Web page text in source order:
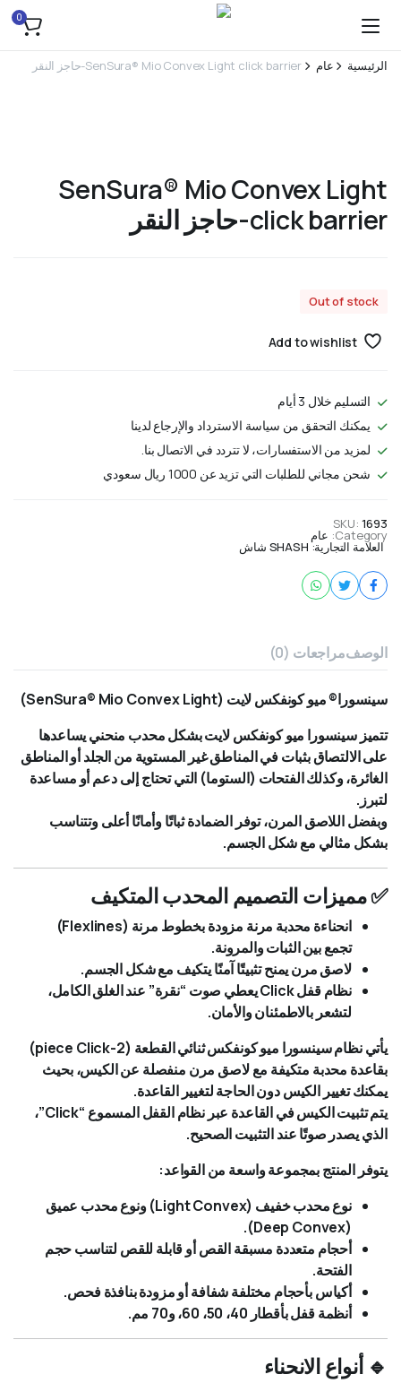
0
الرئيسية عام SenSura® Mio Convex Light click barrier-حاجز النقر
SenSura® Mio Convex Light
click barrier-حاجز النقر
Out of stock
Add to wishlist
التسليم خلال 3 أيام
يمكنك التحقق من سياسة الاسترداد والإرجاع لدينا
لمزيد من الاستفسارات، لا تتردد في الاتصال بنا.
شحن مجاني للطلبات التي تزيد عن 1000 ريال سعودي
SKU: 1693
Category: عام
العلامة التجارية:SHASH شاش
الوصفمراجعات (0)
سينسورا® ميو كونفكس لايت (SenSura® Mio Convex Light)
تتميز سينسورا ميو كونفكس لايت بشكل محدب منحني يساعدها
على الالتصاق بثبات في المناطق غير المستوية من الجلد أو المناطق
الغائرة، وكذلك الفتحات (الستوما) التي تحتاج إلى دعم أو مساعدة
لتبرز.
وبفضل اللاصق المرن، توفر الضمادة ثباتًا وأمانًا أعلى وتتناسب
بشكل مثالي مع شكل الجسم.
✅ مميزات التصميم المحدب المتكيف
انحناءة محدبة مرنة مزودة بخطوط مرنة (Flexlines)
تجمع بين الثبات والمرونة.
لاصق مرن يمنح تثبيتًا آمنًا يتكيف مع شكل الجسم.
نظام قفل Click يعطي صوت “نقرة” عند الغلق الكامل،
لتشعر بالاطمئنان والأمان.
يأتي نظام سينسورا ميو كونفكس ثنائي القطعة (2-piece Click)
بقاعدة محدبة متكيفة مع لاصق مرن منفصلة عن الكيس، بحيث
يمكنك تغيير الكيس دون الحاجة لتغيير القاعدة.
يتم تثبيت الكيس في القاعدة عبر نظام القفل المسموع “Click”،
الذي يصدر صوتًا عند التثبيت الصحيح.
يتوفر المنتج بمجموعة واسعة من القواعد:
نوع محدب خفيف (Light Convex) ونوع محدب عميق
(Deep Convex).
أحجام متعددة مسبقة القص أو قابلة للقص لتناسب حجم
الفتحة.
أكياس بأحجام مختلفة شفافة أو مزودة بنافذة فحص.
أنظمة قفل بأقطار 40، 50، 60، و70 مم.
🔹 أنواع الانحناء